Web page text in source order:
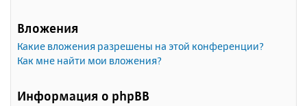
Вложения
Какие вложения разрешены на этой конференции?
Как мне найти мои вложения?
Информация о phpBB